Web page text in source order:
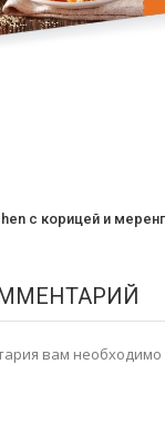
с корицей и
вам необходимо